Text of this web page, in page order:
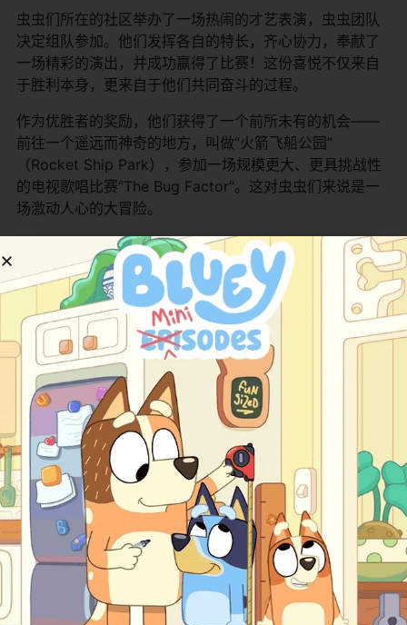
虫虫们所在的社区举办了一场热闹的才艺表演，虫虫团队
决定组队参加。他们发挥各自的特长，齐心协力，奉献了
一场精彩的演出，并成功赢得了比赛！这份喜悦不仅来自
于胜利本身，更来自于他们共同奋斗的过程。
作为优胜者的奖励，他们获得了一个前所未有的机会——
前往一个遥远而神奇的地方，叫做“火箭飞船公园”
（Rocket Ship Park），参加一场规模更大、更具挑战性
的电视歌唱比赛“The Bug Factor”。这对虫虫们来说是一
场激动人心的大冒险。
于是，虫虫团队怀着兴奋与期待，踏上了前往火箭飞船公
园的旅程。一路上，他们可能遇到了各种新奇的事物，也
可能需要互相帮助，克服一些小困难。最终，他们顺利抵
达了比赛场地。
“The Bug Factor”比赛场面盛大，有许多来自不同地方的
虫虫队伍参加，竞争十分激烈。虫虫团队在准备和参加比
赛的过程中，需要共同选歌、排练、设计表演形式。他们
可能会遇到意见不合的时候，也可能因为紧张而表现不
佳，但他们始终牢记友谊第一、比赛第二的原则，互相鼓
励、支持，不断练习，发挥团队合作的精神。
影片的核心冲突并非来自真正的“反派”，而是每个团队在竞
争中都会遇到的挑战：如何克服紧张情绪、如何协调不同
意见、如何面对强劲的对手以及可能的失败风险。通过这
些经历，虫虫们不仅展现了他们的音乐才华，更深刻地体
会到了团结和友谊的力量。
最终，无论比赛结果如何，虫虫们都因为共同努力而收获